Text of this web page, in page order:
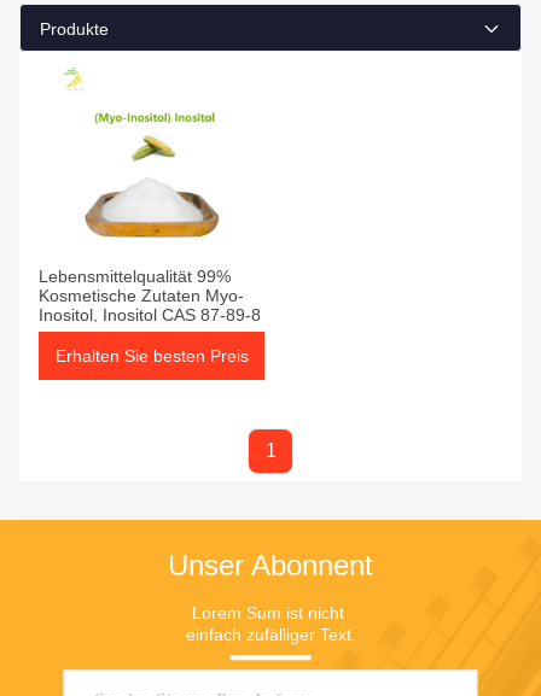
Produkte
Lebensmittelqualität 99%
Kosmetische Zutaten Myo-
Inositol, Inositol CAS 87-89-8
Erhalten Sie besten Preis
1
Unser Abonnent
Lorem Sum ist nicht
einfach zufälliger Text.